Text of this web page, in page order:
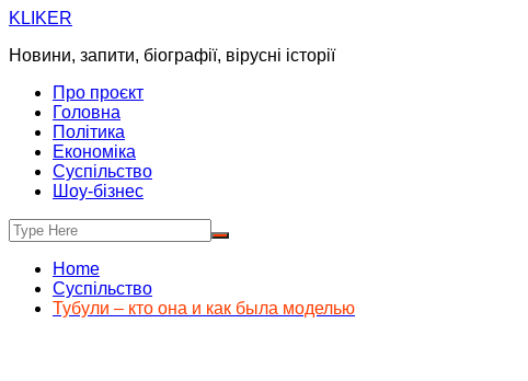
Skip
content
KLIKER
Новини, запити, біографії, вірусні історії
Про проєкт
Головна
Політика
Економіка
Суспільство
Шоу-бізнес
Home
Суспільство
Тубули – кто она и как была моделью